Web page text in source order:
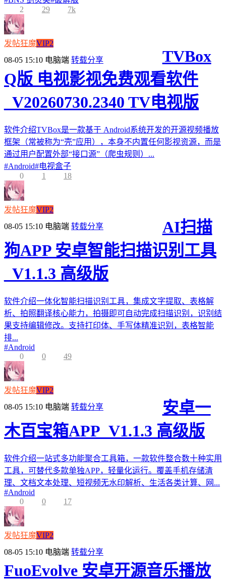
2
29 7k
发帖狂魔VIP2
08-05 15:10 电脑端 转载分享
TVBox
Q版 电视影视免费观看软件
_V20260730.2340 TV电视版
软件介绍TVBox是一款基于 Android系统开发的开源视频播放
框架（常被称为“壳”应用），本身不内置任何影视资源，而是
通过用户配置外部“接口源”（爬虫规则）...
#Android#电视盒子
0
1 18
发帖狂魔VIP2
08-05 15:10 电脑端 转载分享
AI扫描
狗APP 安卓智能扫描识别工具
_V1.1.3 高级版
软件介绍一体化智能扫描识别工具，集成文字提取、表格解
析、拍照翻译核心能力，拍摄即可自动完成扫描识别，识别结
果支持编辑修改。支持打印体、手写体精准识别，表格智能
排...
#Android
0
0 49
发帖狂魔VIP2
08-05 15:10 电脑端 转载分享
安卓一
木百宝箱APP_V1.1.3 高级版
软件介绍一站式多功能聚合工具箱，一款软件整合数十种实用
工具，可替代多款单独APP，轻量化运行。覆盖手机存储清
理、文档文本处理、短视频无水印解析、生活各类计算、网...
#Android
0
0 17
发帖狂魔VIP2
08-05 15:10 电脑端 转载分享
FuoEvolve 安卓开源音乐播放